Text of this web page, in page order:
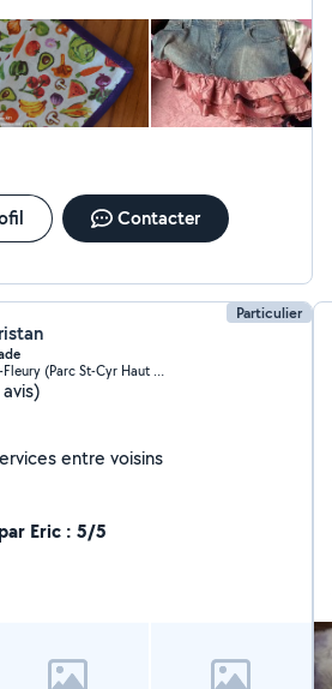
Contacter
Particulier
Fontenay-le-Fleury (Parc St-Cyr Haut de Fontenay)
entre voisins
Eric : 5/5